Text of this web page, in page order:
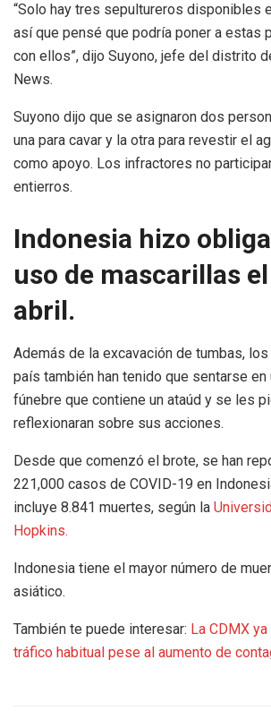
“Solo hay tres sepultureros disponibles
así que pensé que podría poner a estas
con ellos”, dijo Suyono, jefe del distrito
News.
Suyono dijo que se asignaron dos
una para cavar y la otra para revestir el
como apoyo. Los infractores no
entierros.
Indonesia hizo
uso de mascarillas
abril.
Además de la excavación de tumbas,
país también han tenido que sentarse en
fúnebre que contiene un ataúd y se les
reflexionaran sobre sus acciones.
Desde que comenzó el brote, se han
221,000 casos de COVID-19 en
incluye 8.841 muertes, según la
Hopkins.
Indonesia tiene el mayor número de
asiático.
También te puede interesar: La CDMX
tráfico habitual pese al aumento de